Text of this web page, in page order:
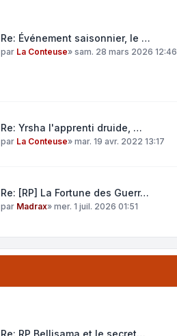
Re: Événement saisonnier, le …
par La Conteuse» sam. 28 mars 2026 12:46
Re: Yrsha l'apprenti druide, …
par La Conteuse» mar. 19 avr. 2022 13:17
Re: [RP] La Fortune des Guerr…
par Madrax» mer. 1 juil. 2026 01:51